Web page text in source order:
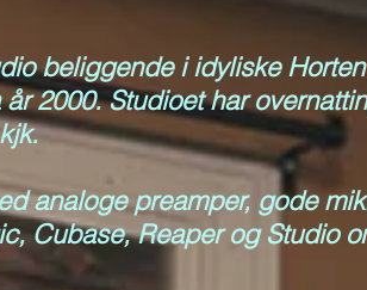
beliggende i idyliske
2000. Studioet har
analoge preamper, gode
Cubase, Reaper og Studio